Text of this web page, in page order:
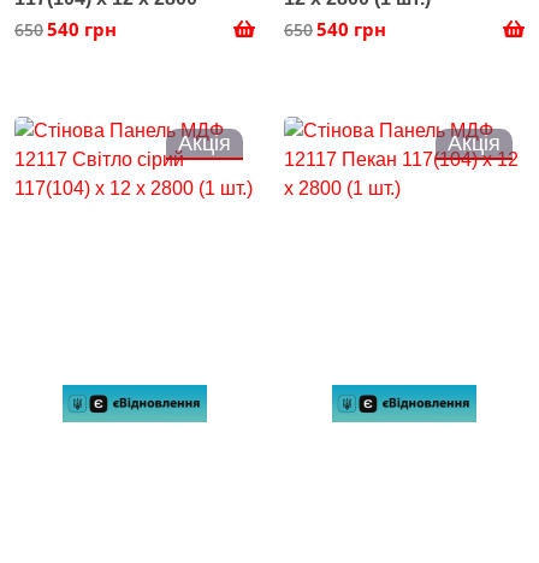
650540 грн 650540 грн
Акція Акція